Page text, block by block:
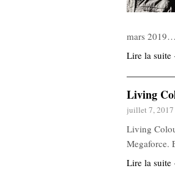
mars 2019…
Lire la
Living
juillet 7, 2017
Living
Megaforce.
Lire la